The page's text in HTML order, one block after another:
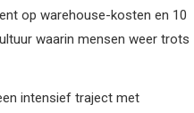
op warehouse-kosten en 10
waarin mensen weer trots
intensief traject met